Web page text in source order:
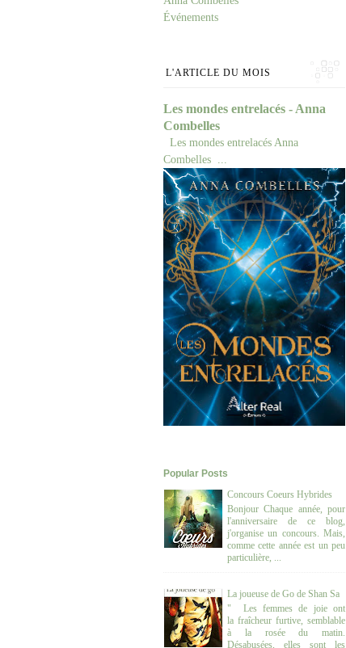
Événements
L'ARTICLE DU MOIS
Les mondes entrelacés - Anna
Combelles
Les mondes entrelacés Anna
Combelles ...
Popular Posts
Concours Coeurs Hybrides
Bonjour Chaque année, pour
l'anniversaire de ce blog,
j'organise un concours. Mais,
comme cette année est un peu
particulière, ...
La joueuse de Go de Shan Sa
" Les femmes de joie ont
la fraîcheur furtive, semblable
à la rosée du matin.
Désabusées, elles sont les